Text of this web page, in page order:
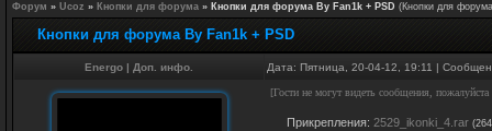
Форум » Ucoz » Кнопки для форума » Кнопки для форума By Fan1k + PSD (Кнопки для
Кнопки для форума By Fan1k + PSD
Energo | Доп. инфо. Дата: Пятница, 20-04-12, 19:11 |
[Гости не могут видеть сообщения, пожалуйста
Прикрепления: 2529_ikonki_4.rar